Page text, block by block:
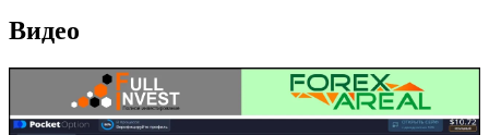
Видео